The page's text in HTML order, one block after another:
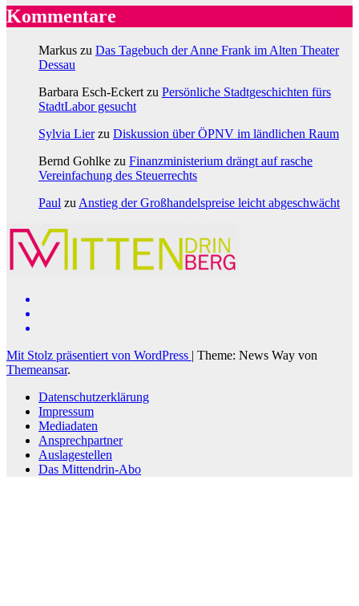
Kommentare
Markus zu Das Tagebuch der Anne Frank im Alten Theater
Dessau
Barbara Esch-Eckert zu Persönliche Stadtgeschichten fürs
StadtLabor gesucht
Sylvia Lierzu Diskussion über ÖPNV im ländlichen Raum
Bernd Gohlke zu Finanzministerium drängt auf rasche
Vereinfachung des Steuerrechts
Paul zu Anstieg der Großhandelspreise leicht abgeschwächt
Mit Stolz präsentiert von WordPress | Theme: News Way von
Themeansar.
Datenschutzerklärung
Impressum
Mediadaten
Ansprechpartner
Auslagestellen
Das Mittendrin-Abo